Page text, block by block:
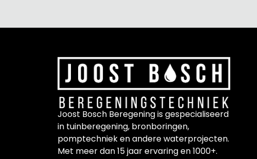
Joost Bosch Beregening is gespecialiseerd
in tuinberegening, bronboringen,
pomptechniek en andere waterprojecten.
Met meer dan 15 jaar ervaring en 1000+.